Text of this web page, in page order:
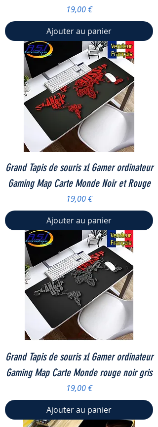
Prix
19,00 €
Ajouter au panier
Grand Tapis de souris xl Gamer ordinateur
Gaming Map Carte Monde Noir et Rouge
Prix
19,00 €
Ajouter au panier
Grand Tapis de souris xl Gamer ordinateur
Gaming Map Carte Monde rouge noir gris
Prix
19,00 €
Ajouter au panier